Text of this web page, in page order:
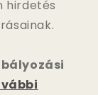
hirdetés